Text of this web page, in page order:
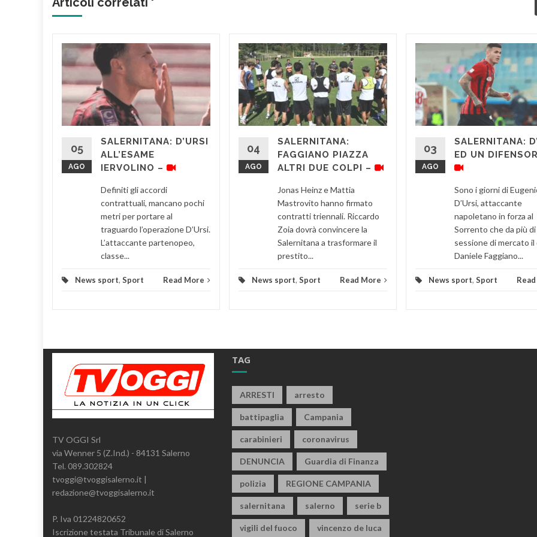
05
AGO
SALERNITANA: D’URSI
ALL’ESAME
IERVOLINO –
Definiti gli accordi
contrattuali, mancano pochi
metri per portare al
traguardo l’operazione D’Ursi.
L’attaccante partenopeo,
classe...
News sport, Sport Read More
04
AGO
SALERNITANA:
FAGGIANO PIAZZA
ALTRI DUE COLPI –
Jonas Heinz e Mattia
Mastrovito hanno firmato
contratti triennali. Riccardo
Zoia dovrà convincere la
Salernitana a trasformare il
prestito...
News sport, Sport Read More
03
AGO
SALERNITANA:
ED UN
Sono i giorni di
D’Ursi, attaccante
napoletano in forza al
Sorrento che da più di
sessione di mercato il
Daniele Faggiano...
News sport, Sport
TV OGGI Srl
via Wenner 5 (Z.Ind.) - 84131 Salerno
Tel. 089.302824
tvoggi@tvoggisalerno.it |
redazione@tvoggisalerno.it
P. Iva 01224820652
Iscrizione testata Tribunale di Salerno
TAG
ARRESTI arresto
battipaglia Campania
carabinieri coronavirus
DENUNCIA Guardia di Finanza
polizia REGIONE CAMPANIA
salernitana salerno serie b
vigili del fuoco vincenzo de luca